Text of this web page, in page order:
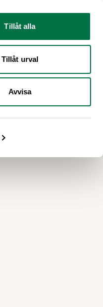
Tillåt alla
Tillåt urval
Avvisa